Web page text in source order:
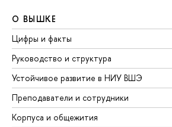
О ВЫШКЕ
Цифры и факты
Руководство и структура
Устойчивое развитие в НИУ ВШЭ
Преподаватели и сотрудники
Корпуса и общежития